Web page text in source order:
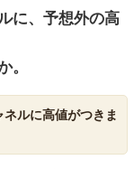
に、予想外の高
。
ルに高値がつきま